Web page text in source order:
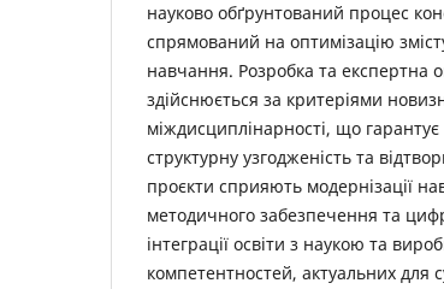
науково обґрунтований процес
спрямований на оптимізацію
навчання. Розробка та експертна
здійснюється за критеріями
міждисциплінарності, що гарантує
структурну узгодженість та
проєкти сприяють модернізації
методичного забезпечення та
інтеграції освіти з наукою та
компетентностей, актуальних для